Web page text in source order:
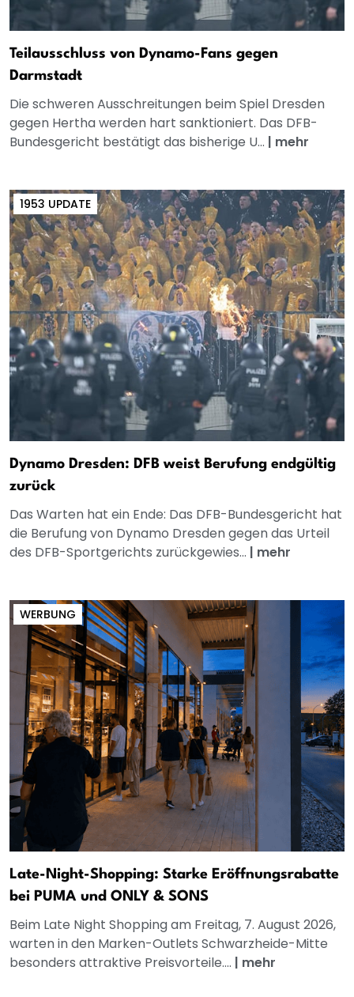
Teilausschluss von Dynamo-Fans gegen
Darmstadt
Die schweren Ausschreitungen beim Spiel Dresden
gegen Hertha werden hart sanktioniert. Das DFB-
Bundesgericht bestätigt das bisherige U... | mehr
1953 UPDATE
Dynamo Dresden: DFB weist Berufung endgültig
zurück
Das Warten hat ein Ende: Das DFB-Bundesgericht hat
die Berufung von Dynamo Dresden gegen das Urteil
des DFB-Sportgerichts zurückgewies... | mehr
WERBUNG
Late-Night-Shopping: Starke Eröffnungsrabatte
bei PUMA und ONLY & SONS
Beim Late Night Shopping am Freitag, 7. August 2026,
warten in den Marken-Outlets Schwarzheide-Mitte
besonders attraktive Preisvorteile.... | mehr